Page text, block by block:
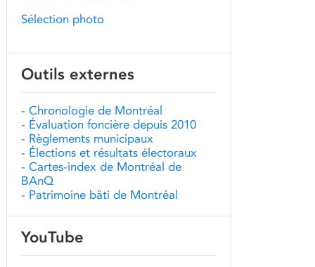
Sélection photo
Outils externes
- Chronologie de Montréal
- Évaluation foncière depuis 2010
- Règlements municipaux
- Élections et résultats électoraux
- Cartes-index de Montréal de
BAnQ
- Patrimoine bâti de Montréal
YouTube